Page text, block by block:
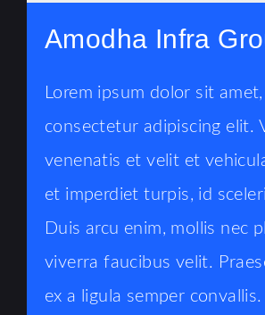
Amodha Infra
Lorem ipsum dolor sit amet,
consectetur adipiscing elit.
venenatis et velit et
et imperdiet turpis, id
Duis arcu enim, mollis nec
viverra faucibus velit.
ex a ligula semper